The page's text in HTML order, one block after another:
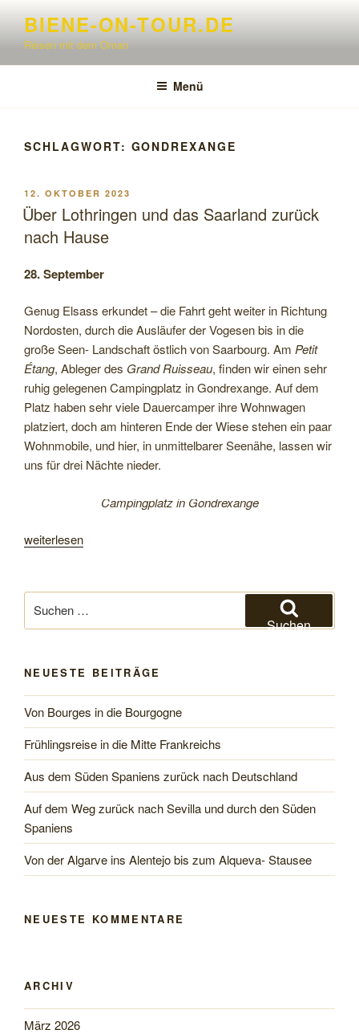
springen
BIENE-ON-TOUR.DE
Reisen mit dem Oman
Menü
SCHLAGWORT: GONDREXANGE
VERÖFFENTLICHT
AM
12. OKTOBER 2023
Über Lothringen und das Saarland zurück
nach Hause
28. September
Genug Elsass erkundet – die Fahrt geht weiter in Richtung
Nordosten, durch die Ausläufer der Vogesen bis in die
große Seen- Landschaft östlich von Saarbourg. Am Petit
Étang, Ableger des Grand Ruisseau, finden wir einen sehr
ruhig gelegenen Campingplatz in Gondrexange. Auf dem
Platz haben sehr viele Dauercamper ihre Wohnwagen
platziert, doch am hinteren Ende der Wiese stehen ein paar
Wohnmobile, und hier, in unmittelbarer Seenähe, lassen wir
uns für drei Nächte nieder.
Campingplatz in Gondrexange
„Über
das
Saarland
zurück
Hause“
weiterlesen
nach:
Suchen
NEUESTE BEITRÄGE
Von Bourges in die Bourgogne
Frühlingsreise in die Mitte Frankreichs
Aus dem Süden Spaniens zurück nach Deutschland
Auf dem Weg zurück nach Sevilla und durch den Süden
Spaniens
Von der Algarve ins Alentejo bis zum Alqueva- Stausee
NEUESTE KOMMENTARE
ARCHIV
März 2026